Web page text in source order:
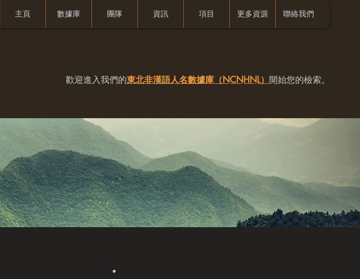
主頁 數據庫 團隊 資訊 項目 更多資源 聯絡我們
歡迎進入我們的東北非漢語人名數據庫（NCNHNL） 開始您的檢索。